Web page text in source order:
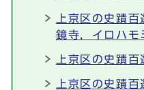
上京区の史蹟
鏡寺，イロハモ
上京区の史蹟
上京区の史蹟